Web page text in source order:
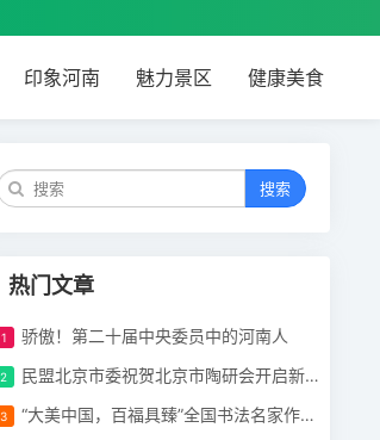
印象河南 魅力景区 健康美食
搜索
热门文章
骄傲！第二十届中央委员中的河南人
民盟北京市委祝贺北京市陶研会开启新篇章
“大美中国，百福具臻”全国书法名家作品展开幕